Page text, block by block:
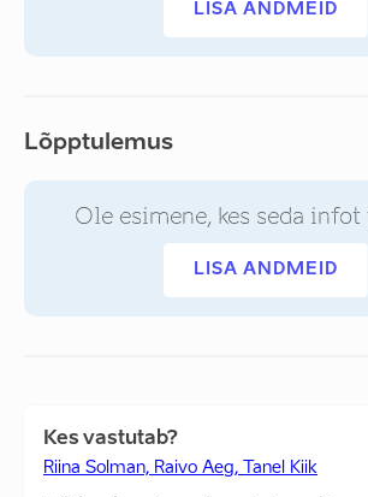
LISA ANDMEID
Lõpptulemus
Ole esimene, kes seda infot
LISA ANDMEID
Kes vastutab?
Riina Solman, Raivo Aeg, Tanel Kiik